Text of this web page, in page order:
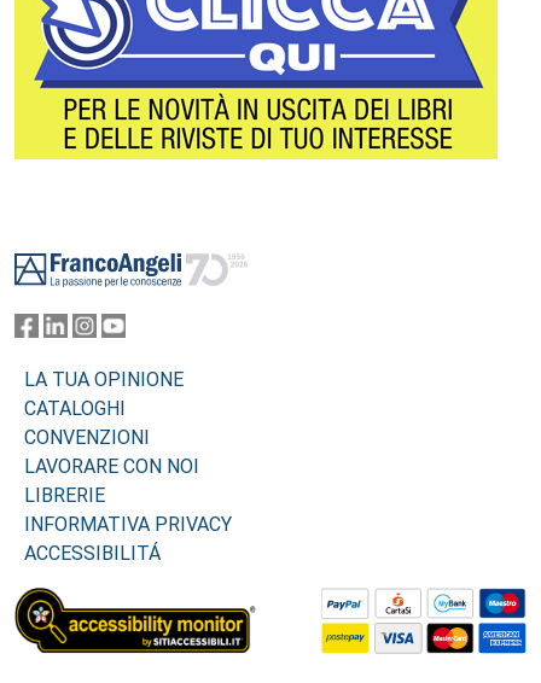
LA TUA OPINIONE
CATALOGHI
CONVENZIONI
LAVORARE CON NOI
LIBRERIE
INFORMATIVA PRIVACY
ACCESSIBILITÁ